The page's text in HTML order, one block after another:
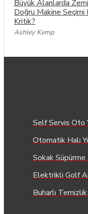
Büyük Alanlarda
Doğru Makine Seçimi
Kritik?
Ashley Kemp
Self Servis Oto
Otomatik Halı
Sokak Süpürme
Elektrikli Golf
Buharlı